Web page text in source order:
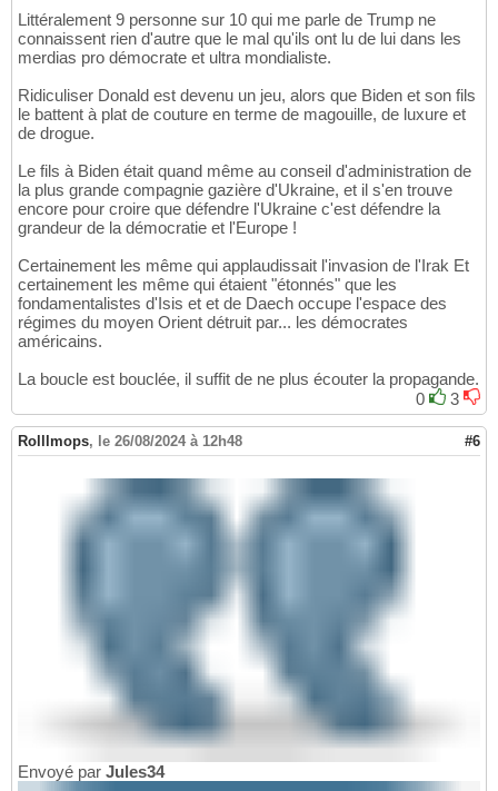
Littéralement 9 personne sur 10 qui me parle de Trump ne
connaissent rien d'autre que le mal qu'ils ont lu de lui dans les
merdias pro démocrate et ultra mondialiste.
Ridiculiser Donald est devenu un jeu, alors que Biden et son fils
le battent à plat de couture en terme de magouille, de luxure et
de drogue.
Le fils à Biden était quand même au conseil d'administration de
la plus grande compagnie gazière d'Ukraine, et il s'en trouve
encore pour croire que défendre l'Ukraine c'est défendre la
grandeur de la démocratie et l'Europe !
Certainement les même qui applaudissait l'invasion de l'Irak Et
certainement les même qui étaient "étonnés" que les
fondamentalistes d'Isis et et de Daech occupe l'espace des
régimes du moyen Orient détruit par... les démocrates
américains.
La boucle est bouclée, il suffit de ne plus écouter la propagande.
0
3
Rolllmops, le 26/08/2024 à 12h48 #6
Envoyé par Jules34